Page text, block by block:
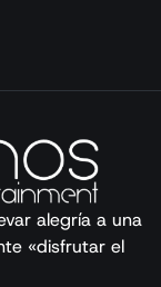
alegría a una
«disfrutar el